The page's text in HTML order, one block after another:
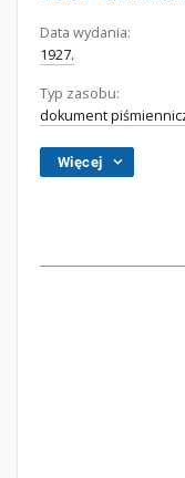
Data wydania:
1927.
Typ zasobu:
dokument
Więcej